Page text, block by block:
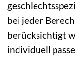
bei jeder
berücksichtigt
individuell